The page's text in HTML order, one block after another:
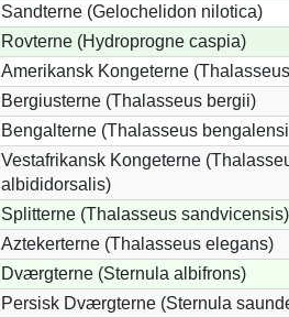
Sandterne (Gelochelidon nilotica)
Rovterne (Hydroprogne caspia)
Amerikansk Kongeterne
Bergiusterne (Thalasseus bergii)
Bengalterne (Thalasseus
Vestafrikansk Kongeterne
albididorsalis)
Splitterne (Thalasseus sandvicensis)
Aztekerterne (Thalasseus elegans)
Dværgterne (Sternula albifrons)
Persisk Dværgterne (Sternula